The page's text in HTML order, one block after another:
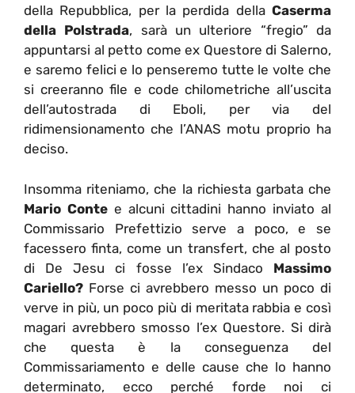
della Repubblica, per la perdida della Caserma
della Polstrada, sarà un ulteriore “fregio” da
appuntarsi al petto come ex Questore di Salerno,
e saremo felici e lo penseremo tutte le volte che
si creeranno file e code chilometriche all’uscita
dell’autostrada di Eboli, per via del
ridimensionamento che l’ANAS motu proprio ha
deciso.
Insomma riteniamo, che la richiesta garbata che
Mario Contee alcuni cittadini hanno inviato al
Commissario Prefettizio serve a poco, e se
facessero finta, come un transfert, che al posto
di De Jesu ci fosse l’ex Sindaco Massimo
Cariello? Forse ci avrebbero messo un poco di
verve in più, un poco più di meritata rabbia e così
magari avrebbero smosso l’ex Questore. Si dirà
che questa è la conseguenza del
Commissariamento e delle cause che lo hanno
determinato, ecco perché forde noi ci